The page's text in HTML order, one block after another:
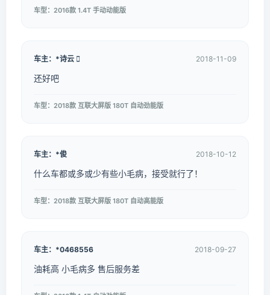
车型：2016款 1.4T 手动动能版
车主：*诗云  2018-11-09
还好吧
车型：2018款 互联大屏版 180T 自动劲能版
车主：*俊 2018-10-12
什么车都或多或少有些小毛病，接受就行了！
车型：2018款 互联大屏版 180T 自动高能版
车主：*0468556 2018-09-27
油耗高 小毛病多 售后服务差